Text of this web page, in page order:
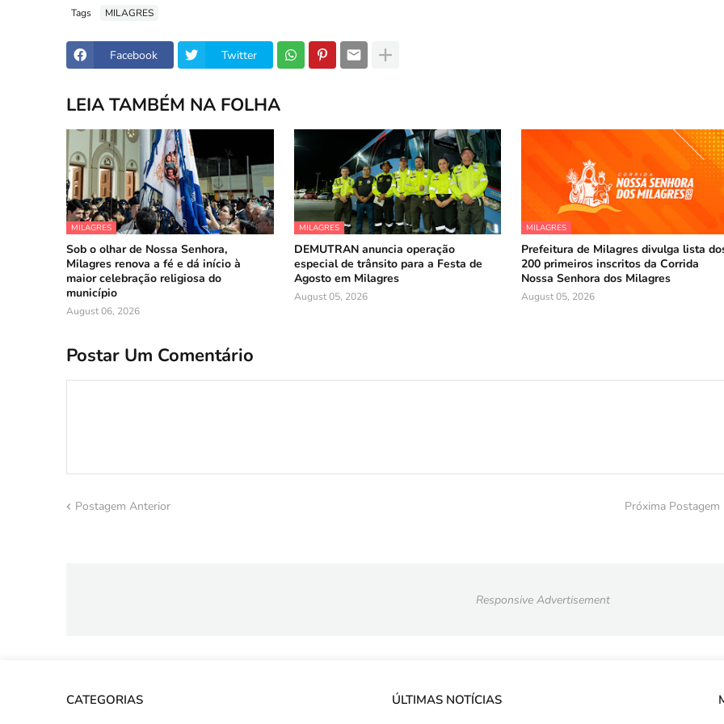
Tags MILAGRES
Facebook Twitter
LEIA TAMBÉM NA FOLHA
MILAGRES
Sob o olhar de Nossa Senhora,
Milagres renova a fé e dá início à
maior celebração religiosa do
município
August 06, 2026
MILAGRES
DEMUTRAN anuncia operação
especial de trânsito para a Festa de
Agosto em Milagres
August 05, 2026
MILAGRES
Prefeitura de Milagres divulga lista
200 primeiros inscritos da Corrida
Nossa Senhora dos Milagres
August 05, 2026
Postar Um Comentário
Postagem Anterior Próxima Postagem
Responsive Advertisement
CATEGORIAS ÚLTIMAS NOTÍCIAS